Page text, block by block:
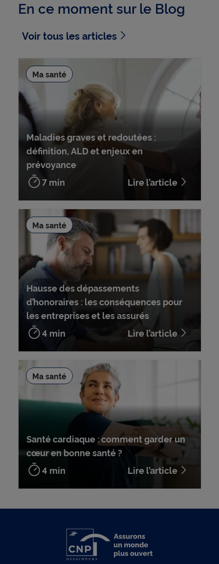
En ce moment sur le Blog
Voir tous les articles
Maladies graves et redoutées :
définition, ALD et enjeux en
prévoyance
7 min
Lire l’article
Ma santé
Hausse des dépassements
d’honoraires : les conséquences pour
les entreprises et les assurés
4 min
Lire l’article
Ma santé
Santé cardiaque : comment garder un
cœur en bonne santé ?
4 min
Lire l’article
Ma santé